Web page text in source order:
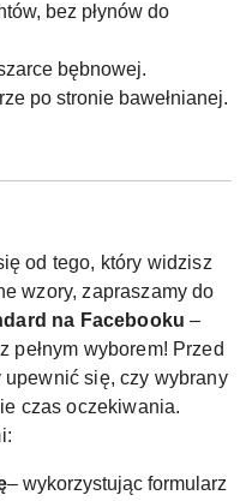
bez płynów do
bębnowej.
po stronie bawełnianej.
od tego, który widzisz
wzory, zapraszamy do
na Facebooku –
pełnym wyborem! Przed
się, czy wybrany
czas oczekiwania.
– wykorzystując formularz